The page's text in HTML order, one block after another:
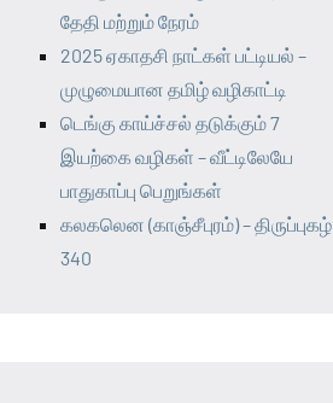
தேதி மற்றும் நேரம்
2025 ஏகாதசி நாட்கள் பட்டியல் –
முழுமையான தமிழ் வழிகாட்டி
டெங்கு காய்ச்சல் தடுக்கும் 7
இயற்கை வழிகள் – வீட்டிலேயே
பாதுகாப்பு பெறுங்கள்
கலகலென (காஞ்சீபுரம்) – திருப்புகழ்
340